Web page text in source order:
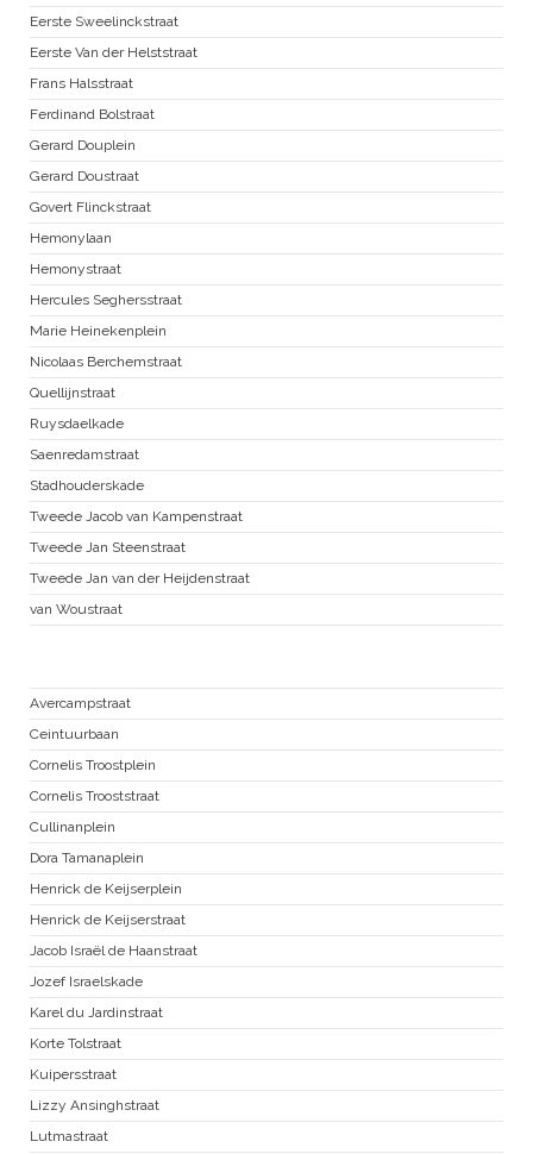
Eerste Sweelinckstraat
Eerste Van der Helststraat
Frans Halsstraat
Ferdinand Bolstraat
Gerard Douplein
Gerard Doustraat
Govert Flinckstraat
Hemonylaan
Hemonystraat
Hercules Seghersstraat
Marie Heinekenplein
Nicolaas Berchemstraat
Quellijnstraat
Ruysdaelkade
Saenredamstraat
Stadhouderskade
Tweede Jacob van Kampenstraat
Tweede Jan Steenstraat
Tweede Jan van der Heijdenstraat
van Woustraat
Avercampstraat
Ceintuurbaan
Cornelis Troostplein
Cornelis Trooststraat
Cullinanplein
Dora Tamanaplein
Henrick de Keijserplein
Henrick de Keijserstraat
Jacob Israël de Haanstraat
Jozef Israelskade
Karel du Jardinstraat
Korte Tolstraat
Kuipersstraat
Lizzy Ansinghstraat
Lutmastraat